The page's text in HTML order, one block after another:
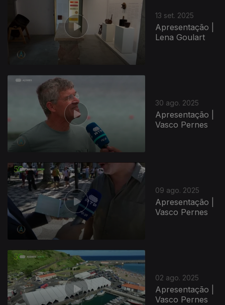
13 set. 2025
Apresentação |
Lena Goulart
30 ago. 2025
Apresentação |
Vasco Pernes
09 ago. 2025
Apresentação |
Vasco Pernes
02 ago. 2025
Apresentação |
Vasco Pernes